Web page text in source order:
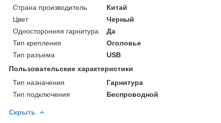
Страна производитель
Китай
Цвет
Черный
Односторонняя гарнитура
Да
Тип крепления
Оголовье
Тип разъема
USB
Пользовательские характеристики
Тип назначения
Гарнитура
Тип подключения
Беспроводной
Скрыть